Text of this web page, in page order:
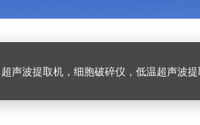
超声波提取机，细胞破碎仪，低温超声波